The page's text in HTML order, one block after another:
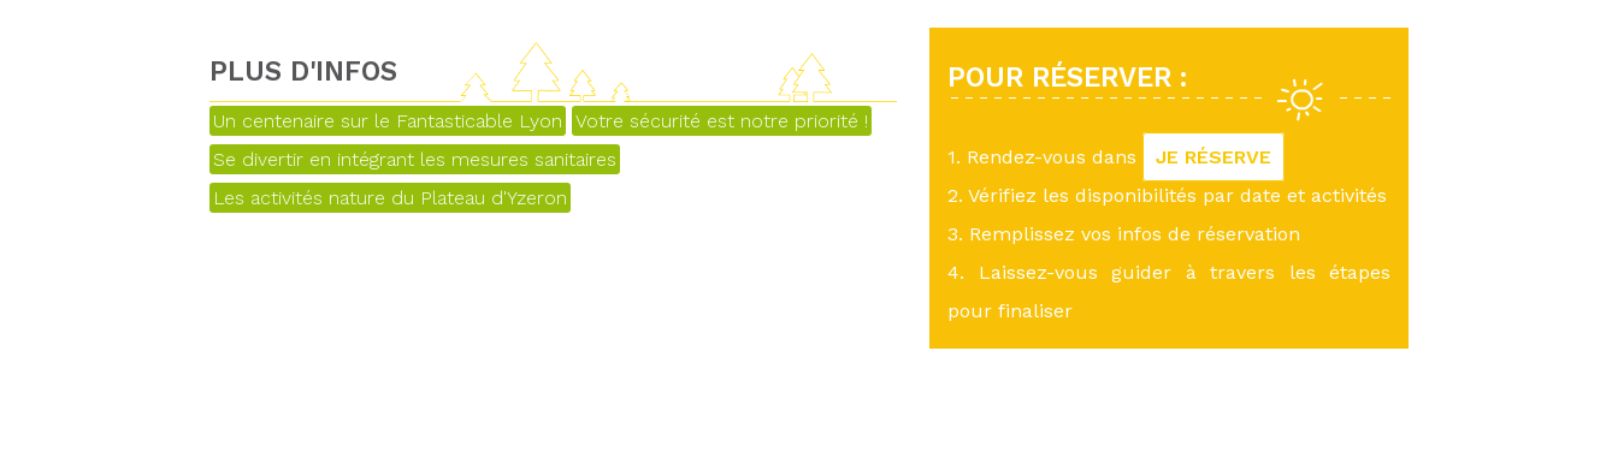
PLUS D'INFOS
Un centenaire sur le Fantasticable Lyon
Votre sécurité est notre priorité !
Se divertir en intégrant les mesures sanitaires
Les activités nature du Plateau d'Yzeron
POUR RÉSERVER :
1. Rendez-vous dans
JE RÉSERVE
2. Vérifiez les disponibilités par date et activités
3. Remplissez vos infos de réservation
4. Laissez-vous guider à travers les étapes
pour finaliser